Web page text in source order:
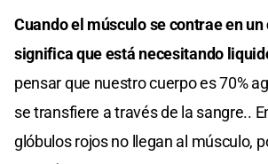
Cuando el músculo se contrae en
significa que está necesitando
pensar que nuestro cuerpo es 70%
se transfiere a través de la sangre..
glóbulos rojos no llegan al músculo,